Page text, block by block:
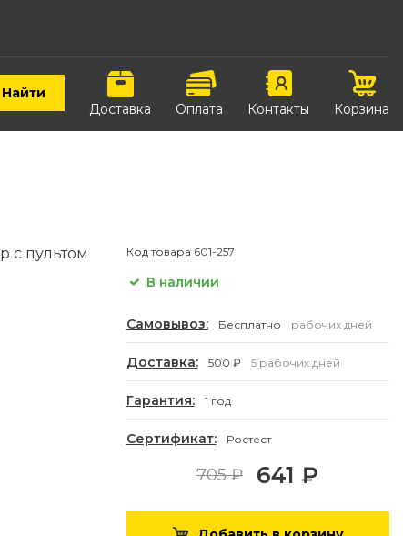
Найти
Доставка
Оплата Контакты Корзина
с пультом
Код товара 601-257
В наличии
Самовывоз: Бесплатно рабочих дней
Доставка: 500 ₽ 5 рабочих дней
Гарантия: 1 год
Сертификат: Ростест
705 ₽ 641 ₽